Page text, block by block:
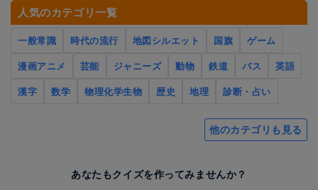
人気のカテゴリ一覧
一般常識 時代の流行 地図シルエット 国旗
ゲーム
漫画アニメ
芸能 ジャニーズ 動物 鉄道 バス
英語
漢字
数学 物理化学生物 歴史 地理 診断・占い
他のカテゴリも見る
あなたもクイズを作ってみませんか？